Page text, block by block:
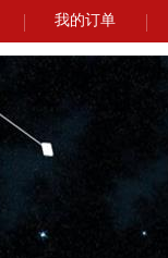
我的订单